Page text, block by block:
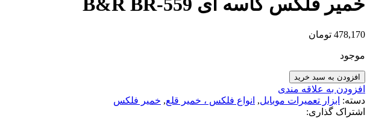
خمیر فلکس کاسه ای B&R BR-559
478,170 تومان
موجود
افزودن به سبد خرید
افزودن به علاقه مندی
دسته: ابزار تعمیرات موبایل, انواع فلکس ، خمیر قلع, خمیر فلکس
اشتراک گذاری: